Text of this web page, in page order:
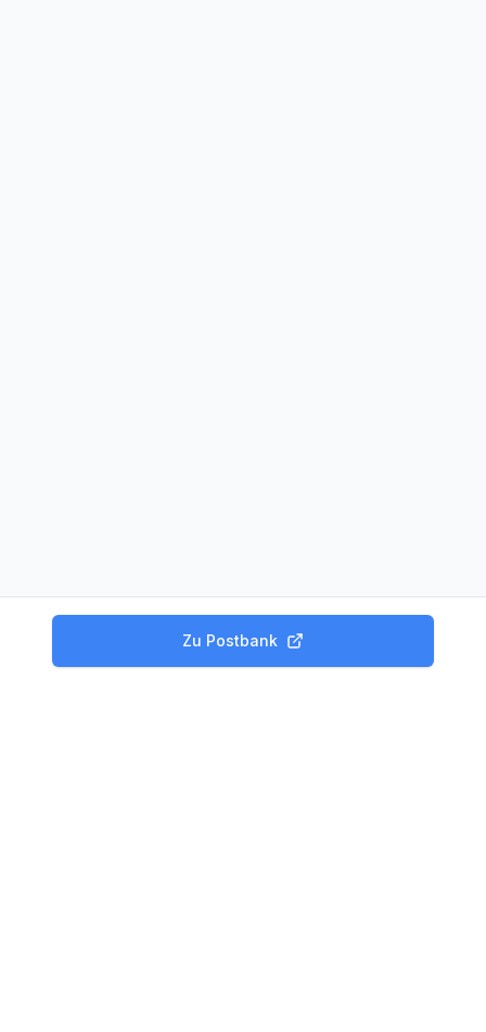
Zu Postbank